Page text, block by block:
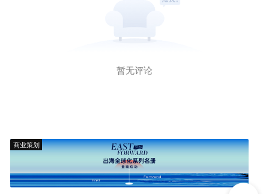
暂无评论
商业策划